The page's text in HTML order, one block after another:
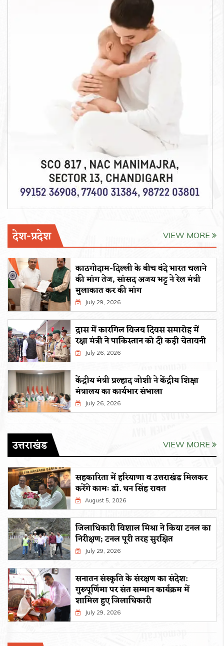
देश-प्रदेश VIEW MORE
काठगोदाम-दिल्ली के बीच वंदे भारत चलाने
की मांग तेज, सांसद अजय भट्ट ने रेल मंत्री
मुलाकात कर की मांग
July 29, 2026
द्रास में कारगिल विजय दिवस समारोह में
रक्षा मंत्री ने पाकिस्तान को दी कड़ी चेतावनी
July 26, 2026
केंद्रीय मंत्री प्रल्हाद जोशी ने केंद्रीय शिक्षा
मंत्रालय का कार्यभार संभाला
July 26, 2026
उत्तराखंड VIEW MORE
सहकारिता में हरियाणा व उत्तराखंड मिलकर
करेंगे कामः डाॅ. धन सिंह रावत
August 5, 2026
जिलाधिकारी विशाल मिश्रा ने किया टनल का
निरीक्षण; टनल पूरी तरह सुरक्षित
July 29, 2026
सनातन संस्कृति के संरक्षण का संदेश:
गुरुपूर्णिमा पर संत सम्मान कार्यक्रम में
शामिल हुए जिलाधिकारी
July 29, 2026